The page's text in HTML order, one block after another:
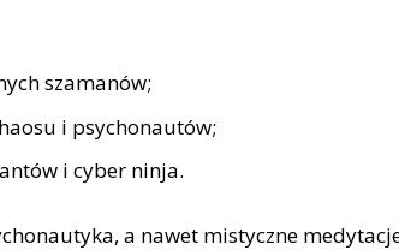
szamanów;
i psychonautów;
i cyber ninja.
a nawet mistyczne